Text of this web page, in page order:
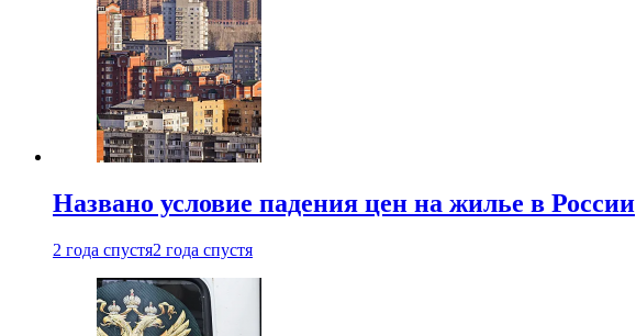
Названо условие падения цен на жилье в России
2 года спустя2 года спустя